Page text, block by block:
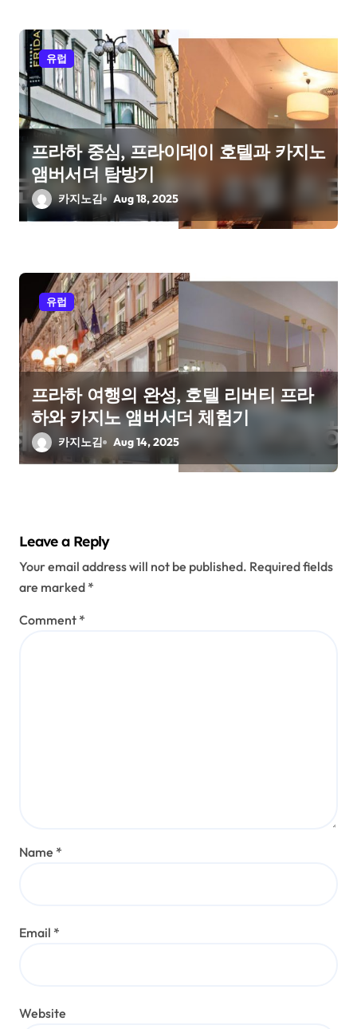
유럽
프라하 중심, 프라이데이 호텔과 카지노
앰버서더 탐방기
카지노김 Aug 18, 2025
유럽
프라하 여행의 완성, 호텔 리버티 프라
하와 카지노 앰버서더 체험기
카지노김 Aug 14, 2025
Leave a Reply
Your email address will not be published. Required fields
are marked *
Comment *
Name *
Email *
Website